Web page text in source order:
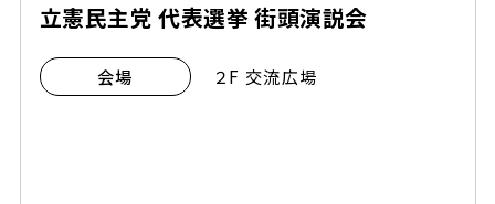
立憲民主党 代表選挙 街頭演説会
会場 ２F 交流広場